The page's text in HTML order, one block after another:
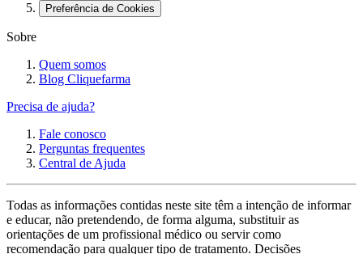
Preferência de Cookies
Sobre
Quem somos
Blog Cliquefarma
Precisa de ajuda?
Fale conosco
Perguntas frequentes
Central de Ajuda
Todas as informações contidas neste site têm a intenção de informar
e educar, não pretendendo, de forma alguma, substituir as
orientações de um profissional médico ou servir como
recomendação para qualquer tipo de tratamento. Decisões